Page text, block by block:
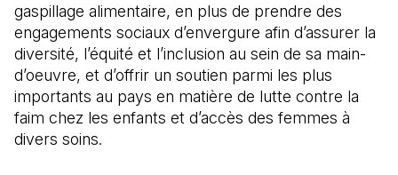
gaspillage alimentaire, en plus de prendre des
engagements sociaux d’envergure afin d’assurer la
diversité, l’équité et l’inclusion au sein de sa main-
d’oeuvre, et d’offrir un soutien parmi les plus
importants au pays en matière de lutte contre la
faim chez les enfants et d’accès des femmes à
divers soins.